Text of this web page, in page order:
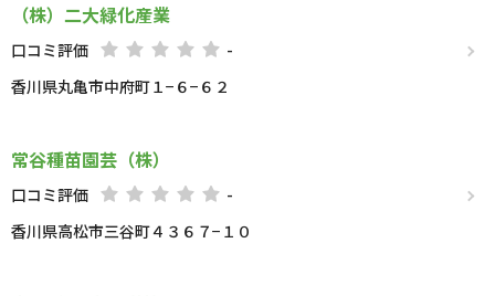
（株）二大緑化産業
口コミ評価
-
香川県丸亀市中府町１−６−６２
常谷種苗園芸（株）
口コミ評価
-
香川県高松市三谷町４３６７−１０